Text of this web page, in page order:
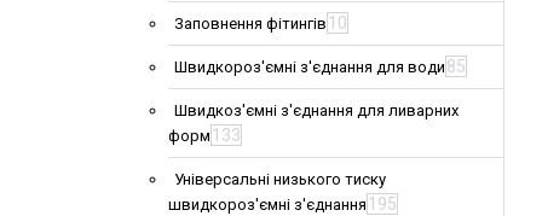
Заповнення фітингів 10
Швидкороз'ємні з'єднання для води 85
Швидкоз'ємні з'єднання для ливарних
форм 133
Універсальні низького тиску
швидкороз'ємні з'єднання 195